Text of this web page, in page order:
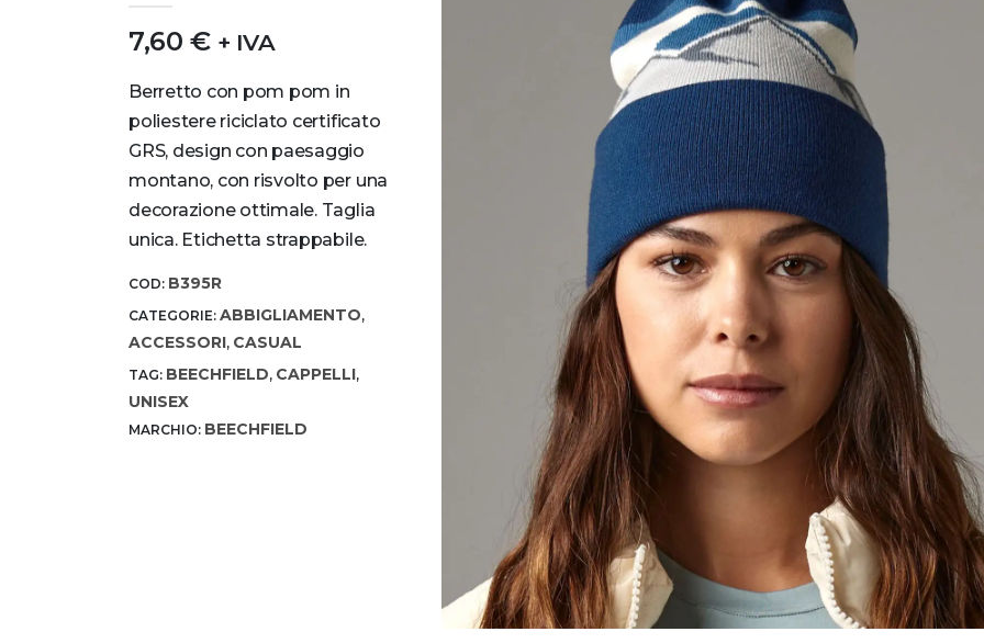
7,60 € + IVA
Berretto con pom pom in
poliestere riciclato certificato
GRS, design con paesaggio
montano, con risvolto per una
decorazione ottimale. Taglia
unica. Etichetta strappabile.
COD: B395R
CATEGORIE: ABBIGLIAMENTO,
ACCESSORI, CASUAL
TAG: BEECHFIELD, CAPPELLI,
UNISEX
MARCHIO: BEECHFIELD